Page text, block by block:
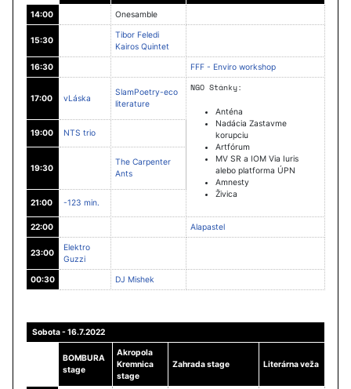
14:00 Onesamble
15:30
Tibor Feledi
Kairos Quintet
16:30 FFF - Enviro workshop
17:00 vLáska
SlamPoetry-eco
literature
NGO Stánky:
Anténa
Nadácia Zastavme
korupciu
Artfórum
MV SR a IOM Via Iuris
alebo platforma ÚPN
Amnesty
Živica
19:00 NTS trio
19:30
The Carpenter
Ants
21:00 -123 min.
22:00 Alapastel
23:00
Elektro
Guzzi
00:30 DJ Mishek
Sobota - 16.7.2022
BOMBURA
stage
Akropola
Kremnica
stage
Zahrada stage Literárna veža